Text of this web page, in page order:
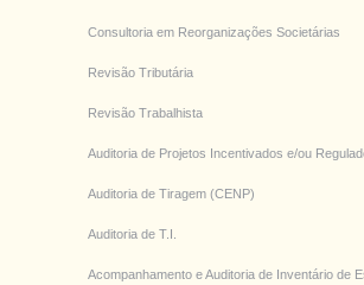
Consultoria em Reorganizações Societárias
Revisão Tributária
Revisão Trabalhista
Auditoria de Projetos Incentivados e/ou
Auditoria de Tiragem (CENP)
Auditoria de T.I.
Acompanhamento e Auditoria de Inventário de